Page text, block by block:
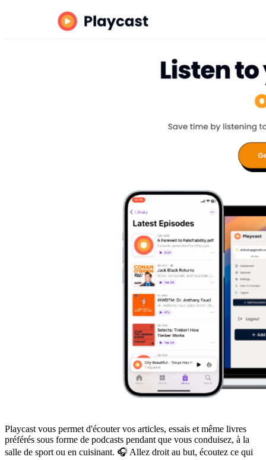
Playcast vous permet d'écouter vos articles, essais et même livres
préférés sous forme de podcasts pendant que vous conduisez, à la
salle de sport ou en cuisinant. 🎧 Allez droit au but, écoutez ce qui